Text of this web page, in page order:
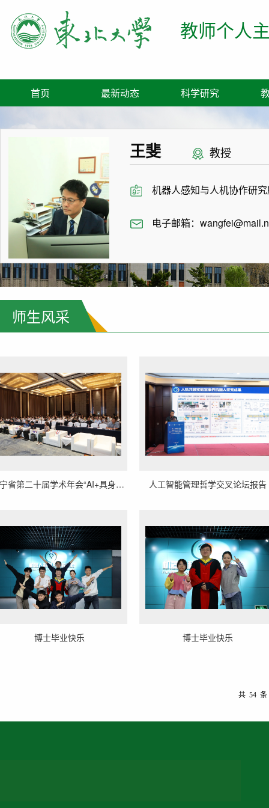
教师个人
首页 最新动态 科学研究
王斐 教授
机器人感知与人机协作研
电子邮箱：
师生风采
辽宁省第二十届学术年会“AI+具身智能与机器人创新论坛”报告 人工智能管理哲学交叉论坛报告
博士毕业快乐 博士毕业快乐
共 54